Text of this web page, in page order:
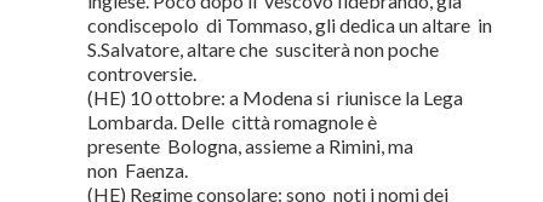
condiscepolo di Tommaso, gli dedica un altare in
S.Salvatore, altare che susciterà non poche
controversie.
(HE) 10 ottobre: a Modena si riunisce la Lega
Lombarda. Delle città romagnole è
presente Bologna, assieme a Rimini, ma
non Faenza.
(HE) Regime consolare: sono noti i nomi dei